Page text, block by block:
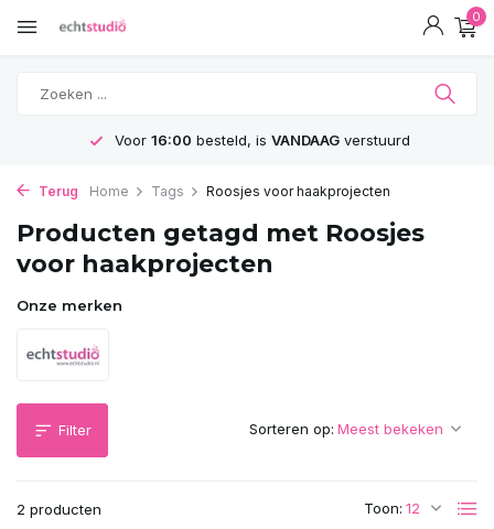
0
Voor 16:00 besteld, is VANDAAGverstuurd
Terug Home Tags Roosjes voor haakprojecten
Producten getagd met Roosjes
voor haakprojecten
Onze merken
Filter
2 producten Toon:
Sorteren op: